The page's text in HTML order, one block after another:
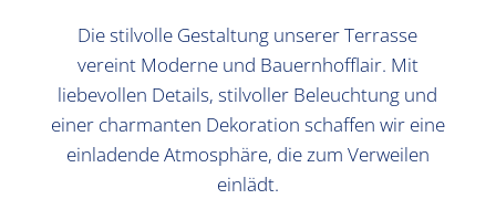
Die stilvolle Gestaltung unserer Terrasse
vereint Moderne und Bauernhofflair. Mit
liebevollen Details, stilvoller Beleuchtung und
einer charmanten Dekoration schaffen wir eine
einladende Atmosphäre, die zum Verweilen
einlädt.